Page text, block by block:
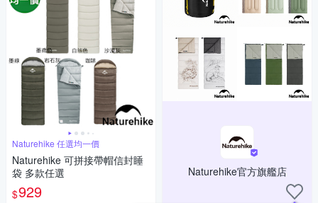
Naturehike 任選均一價
Naturehike 可拼接帶帽信封睡
袋 多款任選
$929
Naturehike官方旗艦店